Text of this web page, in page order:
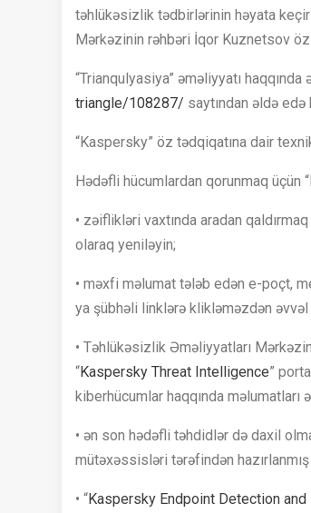
təhlükəsizlik tədbirlərinin həyata
Mərkəzinin rəhbəri İqor Kuznetsov
“Trianqulyasiya” əməliyyatı haqqında
triangle/108287/ saytından əldə edə
“Kaspersky” öz tədqiqatına dair
Hədəfli hücumlardan qorunmaq
• zəiflikləri vaxtında aradan
olaraq yeniləyin;
• məxfi məlumat tələb edən e-poçt,
ya şübhəli linklərə klikləməzdən
• Təhlükəsizlik Əməliyyatları
“Kaspersky Threat Intelligence”
kiberhücumlar haqqında məlumatları
• ən son hədəfli təhdidlər də daxil
mütəxəssisləri tərəfindən hazırlanmış
• “Kaspersky Endpoint Detection and